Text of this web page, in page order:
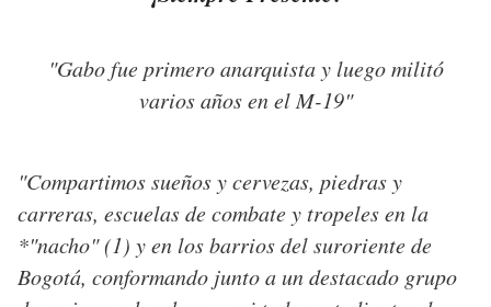
"Gabo fue primero anarquista y luego militó
varios años en el M-19"
"Compartimos sueños y cervezas, piedras y
carreras, escuelas de combate y tropeles en la
*"nacho" (1) y en los barrios del suroriente de
Bogotá, conformando junto a un destacado grupo